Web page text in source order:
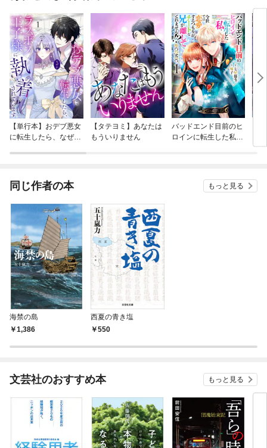
【単行本】おデブ悪女
に転生したら、なぜか
【タテヨミ】あなたは
もういりません
バッドエンド目前のヒ
ロインに転生した私、
同じ作者の本 もっと見る
海禁の島
1,386
西夏の青き塩
550
文芸社のおすすめ本 もっと見る